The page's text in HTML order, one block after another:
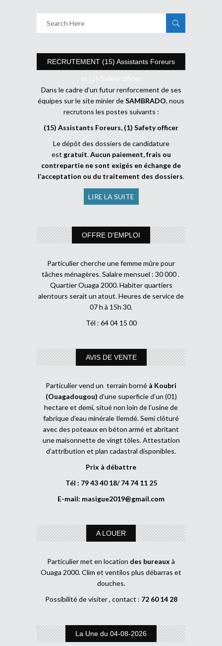
RECRUTEMENT (15) Assistants Foreurs
et (1) Safety officer
Dans le cadre d’un futur renforcement de ses
équipes sur le site minier deSAMBRADO, nous
recrutons les postes suivants :
(15) Assistants Foreurs, (1) Safety officer
Le dépôt des dossiers de candidature
est gratuit.Aucun paiement, frais ou
contrepartie ne sont exigés en échange de
l’acceptation ou du traitement des dossiers.
LIRE LA SUITE
OFFRE D’EMPLOI
Particulier cherche une femme mûre pour
tâches ménagères. Salaire mensuel : 30 000 .
Quartier Ouaga 2000. Habiter quartiers
alentours serait un atout. Heures de service de
07 h à 15h 30.
Tél : 64 04 15 00
AVIS DE VENTE
Particulier vend un terrain borné à Koubri
(Ouagadougou) d’une superficie d’un (01)
hectare et demi, situé non loin de l’usine de
fabrique d’eau minérale Ilemdé. Semi clôturé
avec des poteaux en béton armé et abritant
une maisonnette de vingt tôles. Attestation
d’attribution et plan cadastral disponibles.
Prix à débattre
Tél : 79 43 40 18/ 74 74 11 25
E-mail: masigue2019@gmail.com
A LOUER
Particulier met en location des bureaux à
Ouaga 2000. Clim et ventilos plus débarras et
douches.
Possibilité de visiter , contact : 72 60 14 28
La Une du 04-08-2026